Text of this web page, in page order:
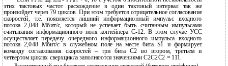
T ИС инф. поля T ИЗ
этих тактовых частот расхождение в один тактовый интервал так же
произойдет через 79 циклов. При этом требуется отрицательное согласование
скоростей, т.е. появляется лишний информационный импульс входного
потока 2,048 Мбит/с, который не успевает быть считанным импульсами
считывания информационного поля контейнера С-12. В этом случае УСС
осуществляет передачу очередного информационного импульса входного
потока 2,048 Мбит/с в служебном поле на месте бита S1 и формирует
команду согласования скоростей – три бита С2 во втором, третьем и
четвертом циклах сверхцикла заполняются значениями С2С2С2 = 111.